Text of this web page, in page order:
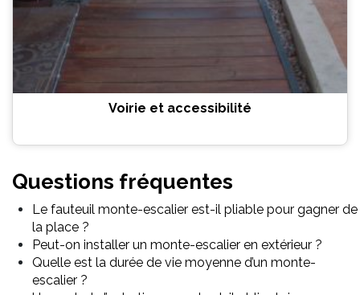
Voirie et accessibilité
Questions fréquentes
Le fauteuil monte-escalier est-il pliable pour gagner de
la place ?
Peut-on installer un monte-escalier en extérieur ?
Quelle est la durée de vie moyenne d’un monte-
escalier ?